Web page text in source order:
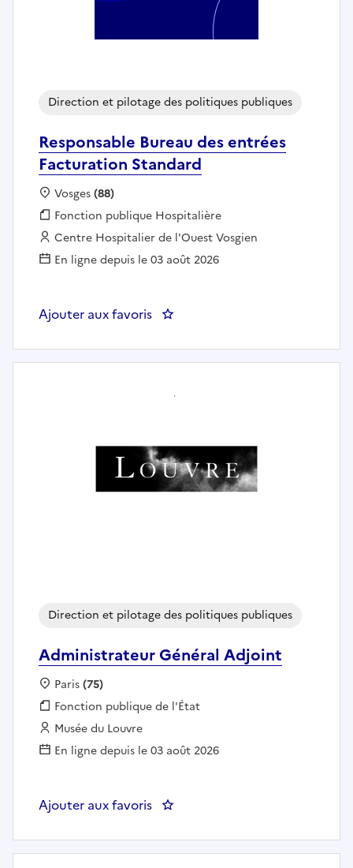
Responsable Bureau des entrées
Facturation Standard
Direction et pilotage des politiques publiques
Localisation :
Vosges(88)
Fonction publique :
Fonction publique Hospitalière
Employeur :
Centre Hospitalier de l'Ouest Vosgien
En ligne depuis le 03 août 2026
Ajouter aux favoris : Responsable Bureau des
Administrateur Général Adjoint
Direction et pilotage des politiques publiques
Localisation :
Paris(75)
Fonction publique :
Fonction publique de l'État
Employeur :
Musée du Louvre
En ligne depuis le 03 août 2026
Ajouter aux favoris : Administrateur Général Adjoint